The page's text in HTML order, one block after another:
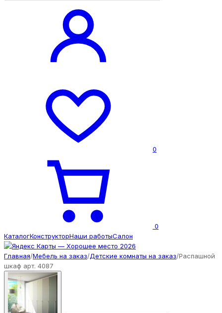
0
0
КаталогКонструкторНаши работыСалон
Главная/Мебель на заказ/Детские комнаты на заказ/Распашной
шкаф арт. 4087